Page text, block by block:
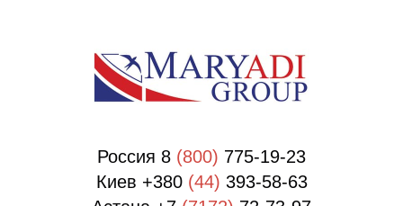
Россия 8 (800) 775-19-23
Киев +380 (44) 393-58-63